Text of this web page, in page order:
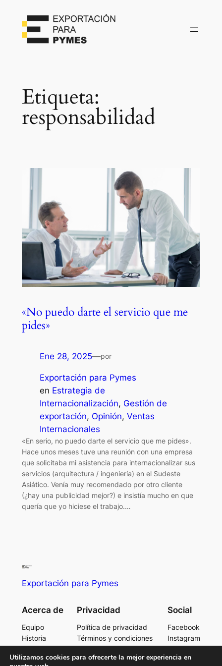
Etiqueta:
responsabilidad
«No puedo darte el servicio que me
pides»
Ene 28, 2025—por
Exportación para Pymes
en Estrategia de
Internacionalización, Gestión de
exportación, Opinión, Ventas
Internacionales
«En serio, no puedo darte el servicio que me pides».
Hace unos meses tuve una reunión con una empresa
que solicitaba mi asistencia para internacionalizar sus
servicios (arquitectura / ingeniería) en el Sudeste
Asiático. Venía muy recomendado por otro cliente
(¿hay una publicidad mejor?) e insistía mucho en que
quería que yo hiciese el trabajo.…
Exportación para Pymes
Acerca de
Equipo
Historia
Privacidad
Política de privacidad
Términos y condiciones
Social
Facebook
Instagram
Utilizamos cookies para ofrecerte la mejor experiencia en